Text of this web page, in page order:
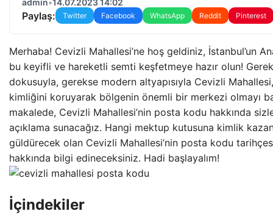
admin•14.07.2023 14:02
Paylaş: Twitter Facebook WhatsApp Reddit Pinterest
Merhaba! Cevizli Mahallesi’ne hoş geldiniz, İstanbul’un
bu keyifli ve hareketli semti keşfetmeye hazır olun!
dokusuyla, gerekse modern altyapısıyla Cevizli
kimliğini koruyarak bölgenin önemli bir merkezi olmayı
makalede, Cevizli Mahallesi’nin posta kodu hakkında
açıklama sunacağız. Hangi mektup kutusuna kimlik
güldürecek olan Cevizli Mahallesi’nin posta kodu
hakkında bilgi edineceksiniz. Hadi başlayalım!
İçindekiler